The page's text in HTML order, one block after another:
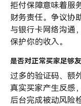
拒付保障意味着服
财务责任。争议协
与银行卡网络沟通
保护你的收入。
是否对正常买家足够友
过多的验证码、额
真实买家产生反感
后台完成被动风险